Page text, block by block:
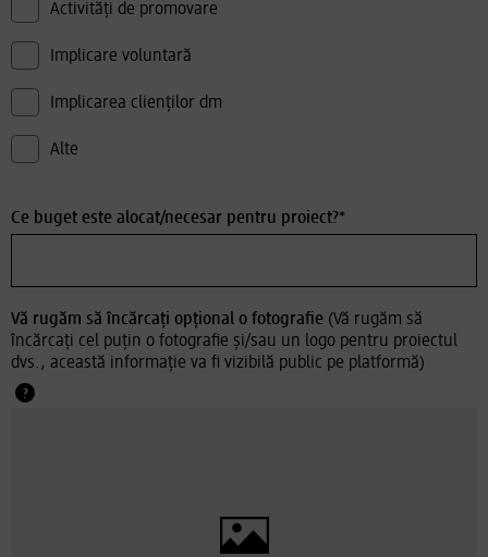
Activități de promovare
Implicare voluntară
Implicarea clienților dm
Alte
Ce buget este alocat/necesar pentru proiect?*
Vă rugăm să încărcați opțional o fotografie (Vă rugăm să
încărcați cel puțin o fotografie și/sau un logo pentru proiectul
dvs., această informație va fi vizibilă public pe platformă)